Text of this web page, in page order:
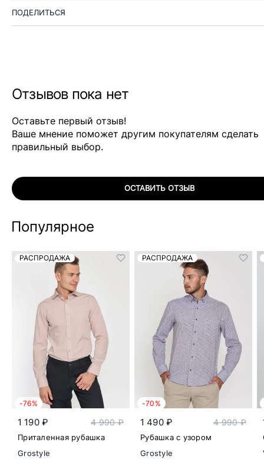
ПОДЕЛИТЬСЯ
Отзывов пока нет
Оставьте первый отзыв!
Ваше мнение поможет другим покупателям сделать
правильный выбор.
ОСТАВИТЬ ОТЗЫВ
Популярное
РАСПРОДАЖА
-76%
1 190 ₽ 4 990 ₽
Приталенная рубашка
Grostyle
РАСПРОДАЖА
-70%
1 490 ₽ 4 990 ₽
Рубашка с узором
Grostyle